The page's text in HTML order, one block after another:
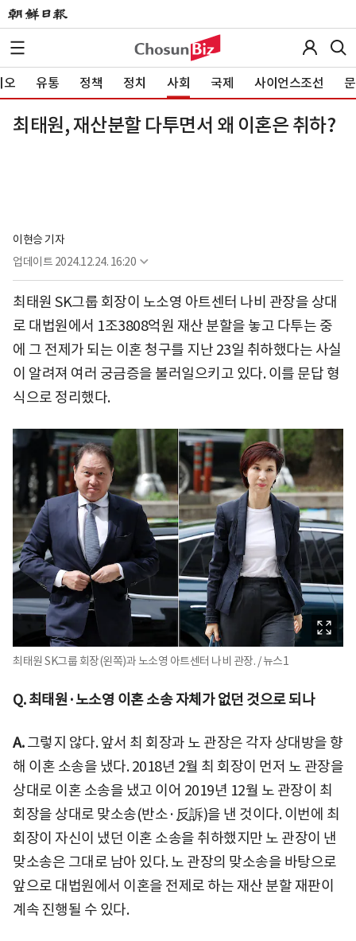
오 유통 정책 정치 사회 국제 사이언스조선
최태원, 재산분할 다투면서 왜 이혼은 취하?
이현승 기자
업데이트 2024.12.24. 16:20
최태원 SK그룹 회장이 노소영 아트센터 나비 관장을 상대
로 대법원에서 1조3808억원 재산 분할을 놓고 다투는 중
에 그 전제가 되는 이혼 청구를 지난 23일 취하했다는 사실
이 알려져 여러 궁금증을 불러일으키고 있다. 이를 문답 형
식으로 정리했다.
최태원 SK그룹 회장(왼쪽)과 노소영 아트센터 나비 관장. / 뉴스1
Q. 최태원·노소영 이혼 소송 자체가 없던 것으로 되나
A.그렇지 않다. 앞서 최 회장과 노 관장은 각자 상대방을 향
해 이혼 소송을 냈다. 2018년 2월 최 회장이 먼저 노 관장을
상대로 이혼 소송을 냈고 이어 2019년 12월 노 관장이 최
회장을 상대로 맞소송(반소·反訴)을 낸 것이다. 이번에 최
회장이 자신이 냈던 이혼 소송을 취하했지만 노 관장이 낸
맞소송은 그대로 남아 있다. 노 관장의 맞소송을 바탕으로
앞으로 대법원에서 이혼을 전제로 하는 재산 분할 재판이
계속 진행될 수 있다.